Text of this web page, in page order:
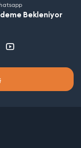
Bekleniyor